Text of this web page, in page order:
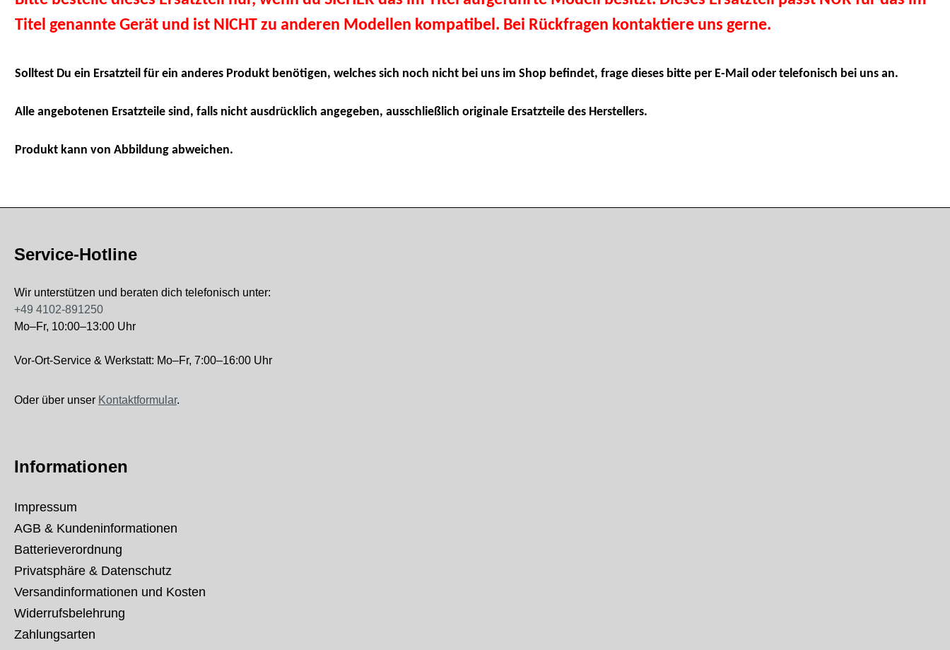
Titel genannte Gerät und ist NICHT zu anderen Modellen kompatibel. Bei Rückfragen kontaktiere uns gerne.
Solltest Du ein Ersatzteil für ein anderes Produkt benötigen, welches sich noch nicht bei uns im Shop befindet, frage dieses bitte per E-Mail oder telefonisch bei uns an.
Alle angebotenen Ersatzteile sind, falls nicht ausdrücklich angegeben, ausschließlich originale Ersatzteile des Herstellers.
Produkt kann von Abbildung abweichen.
Service-Hotline
Wir unterstützen und beraten dich telefonisch unter:
+49 4102-891250
Mo–Fr, 10:00–13:00 Uhr
Vor-Ort-Service & Werkstatt: Mo–Fr, 7:00–16:00 Uhr
Oder über unser Kontaktformular.
Informationen
Impressum
AGB & Kundeninformationen
Batterieverordnung
Privatsphäre & Datenschutz
Versandinformationen und Kosten
Widerrufsbelehrung
Zahlungsarten